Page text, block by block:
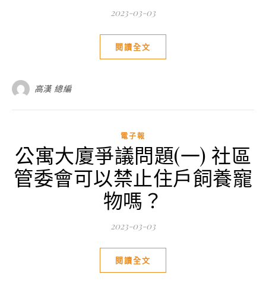
2023-03-03
閱讀全文
高漢 總編
電子報
公寓大廈爭議問題(一) 社區
管委會可以禁止住戶飼養寵
物嗎？
2023-03-03
閱讀全文